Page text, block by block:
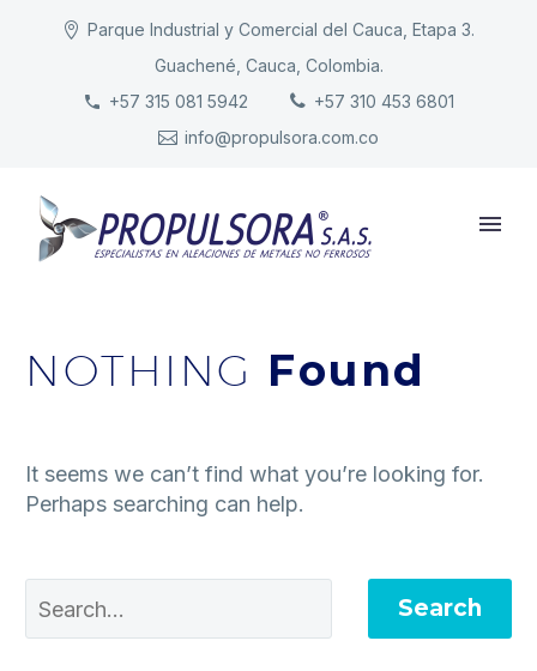
Parque Industrial y Comercial del Cauca, Etapa 3.
Guachené, Cauca, Colombia.
+57 315 081 5942
+57 310 453 6801
info@propulsora.com.co
INICIO
PRODUCTOS
NOTHING Found
It seems we can’t find what you’re looking for.
Perhaps searching can help.
Search